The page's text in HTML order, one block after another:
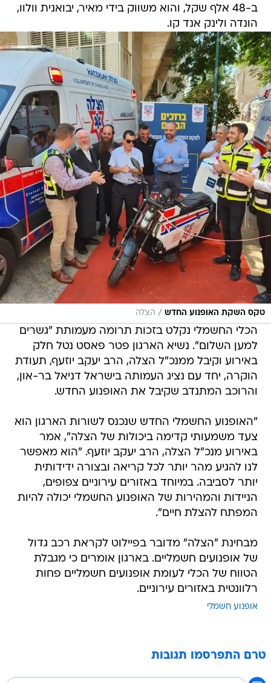
ב-48 אלף שקל, והוא משווק בידי מאיר, יבואנית וולוו,
הונדה ולינק אנד קו.
טקס השקת האופנוע החדש / הצלה
הכלי החשמלי נקלט בזכות תרומה מעמותת "גשרים
למען השלום". נשיא הארגון פטר פאסט נטל חלק
באירוע וקיבל ממנכ"ל הצלה, הרב יעקב יוזעף, תעודת
הוקרה, יחד עם נציג העמותה בישראל דניאל בר-און,
והרוכב המתנדב שקיבל את האופנוע החדש.
"האופנוע החשמלי החדש שנכנס לשורות הארגון הוא
צעד משמעותי קדימה ביכולות של הצלה", אמר
באירוע מנכ"ל הצלה, הרב יעקב יוזעף. "הוא מאפשר
לנו להגיע מהר יותר לכל קריאה ובצורה ידידותית
יותר לסביבה. במיוחד באזורים עירוניים צפופים,
הניידות והמהירות של האופנוע החשמלי יכולה להיות
המפתח להצלת חיים".
מבחינת "הצלה" מדובר בפיילוט לקראת רכב גדול
של אופנועים חשמליים. בארגון אומרים כי מגבלת
הטווח של הכלי לעומת אופנועים חשמליים פחות
רלוונטית באזורים עירוניים.
אופנוע חשמלי
טרם התפרסמו תגובות